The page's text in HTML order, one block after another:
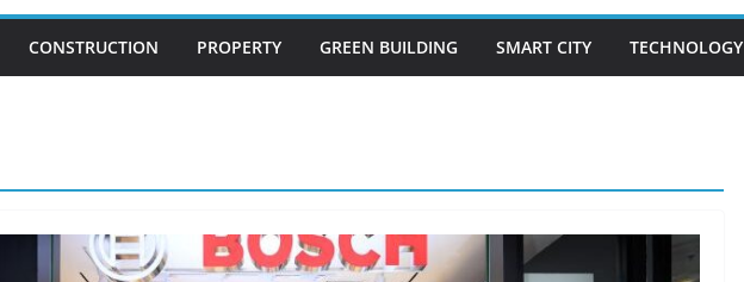
สร้างการเติบโตอย่างยั่งยืน
CONSTRUCTION PROPERTY GREEN BUILDING SMART CITY TECHNOLOGY
CONSTRUCTION
THAILAND : VOL.33
(May-Jun 2026)